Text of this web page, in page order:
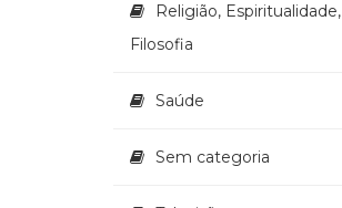
Religião, Espiritualidade,
Filosofia
Saúde
Sem categoria